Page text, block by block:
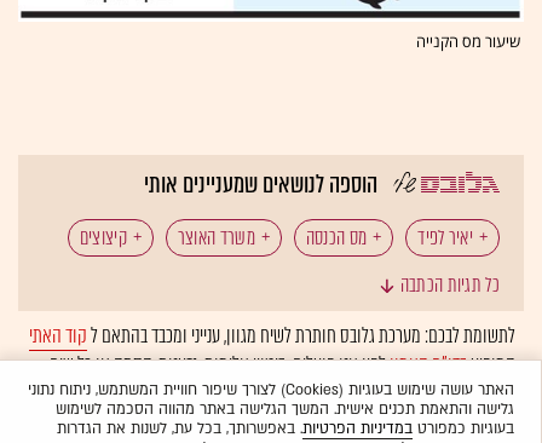
שיעור מס הקנייה
הוספה לנושאים שמעניינים אותי
יאיר לפיד מס הכנסה משרד האוצר קיצוצים
תקציב המדינה
כל תגיות הכתבה
לתשומת לבכם: מערכת גלובס חותרת לשיח מגוון, ענייני ומכבד בהתאם לקוד האתי
המופיעבדו"ח האמוןלפיו אנו פועלים. ביטויי אלימות, גזענות, הסתה או כל שיח
בלתי הולם אחר מסוננים בצורהאוטומטיתולא יפורסמו באתר.
האתר עושה שימוש בעוגיות (Cookies) לצורך שיפור חוויית המשתמש, ניתוח נתוני
גלישה והתאמת תכנים אישית. המשך הגלישה באתר מהווה הסכמה לשימוש
בעוגיות כמפורטבמדיניות הפרטיות. באפשרותך, בכל עת, לשנות את הגדרות